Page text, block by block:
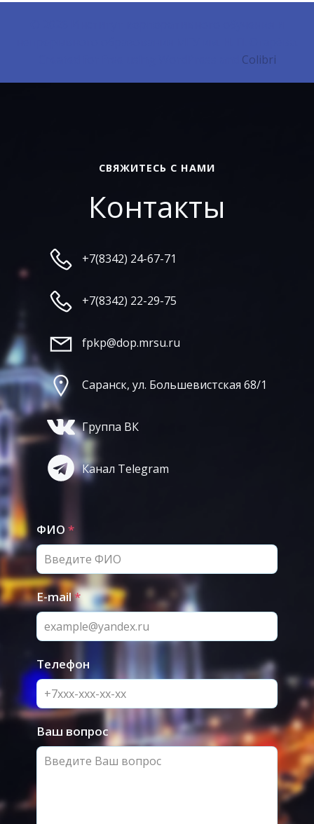
Colibri
СВЯЖИТЕСЬ С НАМИ
Контакты
+7(8342) 24-67-71
+7(8342) 22-29-75
fpkp@dop.mrsu.ru
Саранск, ул. Большевистская 68/1
Группа ВК
Канал Telegram
ФИО *
E-mail*
Телефон
Ваш вопрос